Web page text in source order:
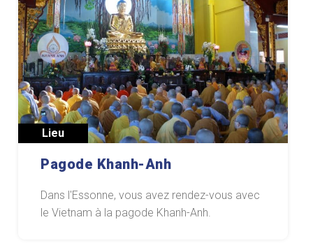
Lieu
Pagode Khanh-Anh
Dans l'Essonne, vous avez rendez-vous avec
le Vietnam à la pagode Khanh-Anh.